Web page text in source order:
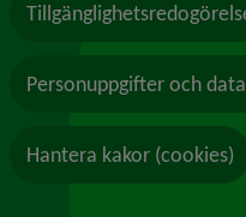
Personuppgifter och
Hantera kakor (cookies)